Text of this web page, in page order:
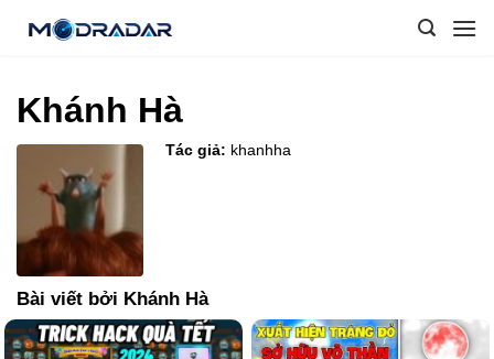
Khánh Hà
Tác giả: khanhha
Bài viết bởi Khánh Hà